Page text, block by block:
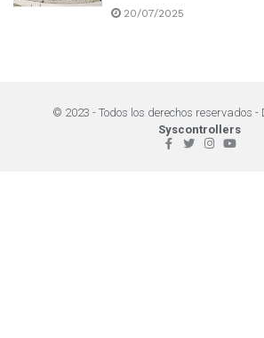
20/07/2025
© 2023 - Todos los derechos reservados
Syscontrollers